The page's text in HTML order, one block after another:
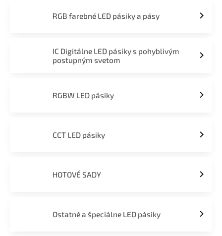
RGB farebné LED pásiky a pásy
IC Digitálne LED pásiky s pohyblivým
postupným svetom
RGBW LED pásiky
CCT LED pásiky
HOTOVÉ SADY
Ostatné a špeciálne LED pásiky